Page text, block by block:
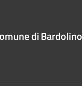
di Bardolino